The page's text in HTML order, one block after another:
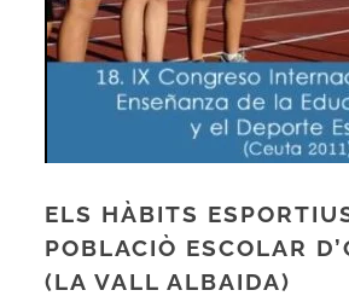
ELS HÀBITS
POBLACIÒ ESCOLAR
(LA VALL ALBAIDA)